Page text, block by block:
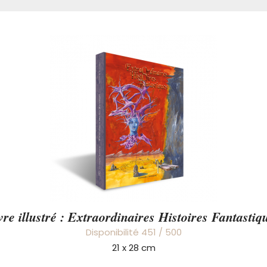
illustré : Extraordinaires Histoires
Disponibilité 451 / 500
21 x 28 cm